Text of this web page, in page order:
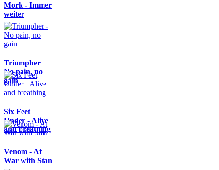
Mork - Immer
weiter
Triumpher -
No pain, no
gain
Six Feet
Under - Alive
and breathing
Venom - At
War with Stan